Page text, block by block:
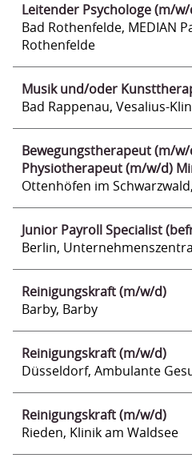
Leitender Psychologe (m/
Bad Rothenfelde, MEDIAN
Rothenfelde
Musik und/oder
Bad Rappenau, Vesalius-
Bewegungstherapeut (m/
Physiotherapeut (m/w/d)
Ottenhöfen im
Junior Payroll Specialist
Berlin,
Reinigungskraft (m/w/d)
Barby, Barby
Reinigungskraft (m/w/d)
Düsseldorf, Ambulante
Reinigungskraft (m/w/d)
Rieden, Klinik am Waldsee